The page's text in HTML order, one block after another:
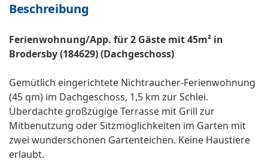
Beschreibung
Ferienwohnung/App. für 2 Gäste mit 45m² in
Brodersby (184629) (Dachgeschoss)
Gemütlich eingerichtete Nichtraucher-Ferienwohnung
(45 qm) im Dachgeschoss, 1,5 km zur Schlei.
Überdachte großzügige Terrasse mit Grill zur
Mitbenutzung oder Sitzmöglichkeiten im Garten mit
zwei wunderschönen Gartenteichen. Keine Haustiere
erlaubt.